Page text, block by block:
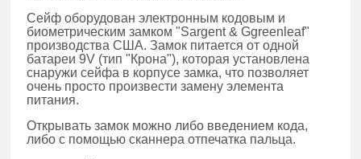
Сейф оборудован электронным кодовым и
биометрическим замком "Sargent & Ggreenleaf"
производства США. Замок питается от одной
батареи 9V (тип "Крона"), которая установлена
снаружи сейфа в корпусе замка, что позволяет
очень просто произвести замену элемента
питания.
Открывать замок можно либо введением кода,
либо с помощью сканнера отпечатка пальца.